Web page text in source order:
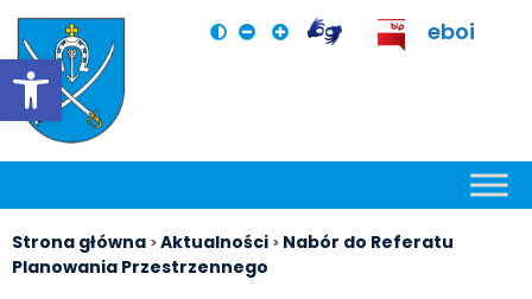
Otwórz pasek narzędzi
eboi
Strona główna >Aktualności > Nabór do Referatu
Planowania Przestrzennego